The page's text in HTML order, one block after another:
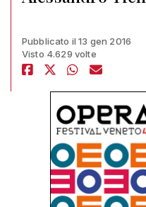
Pubblicato il 13 gen 2016
Visto 4.629 volte